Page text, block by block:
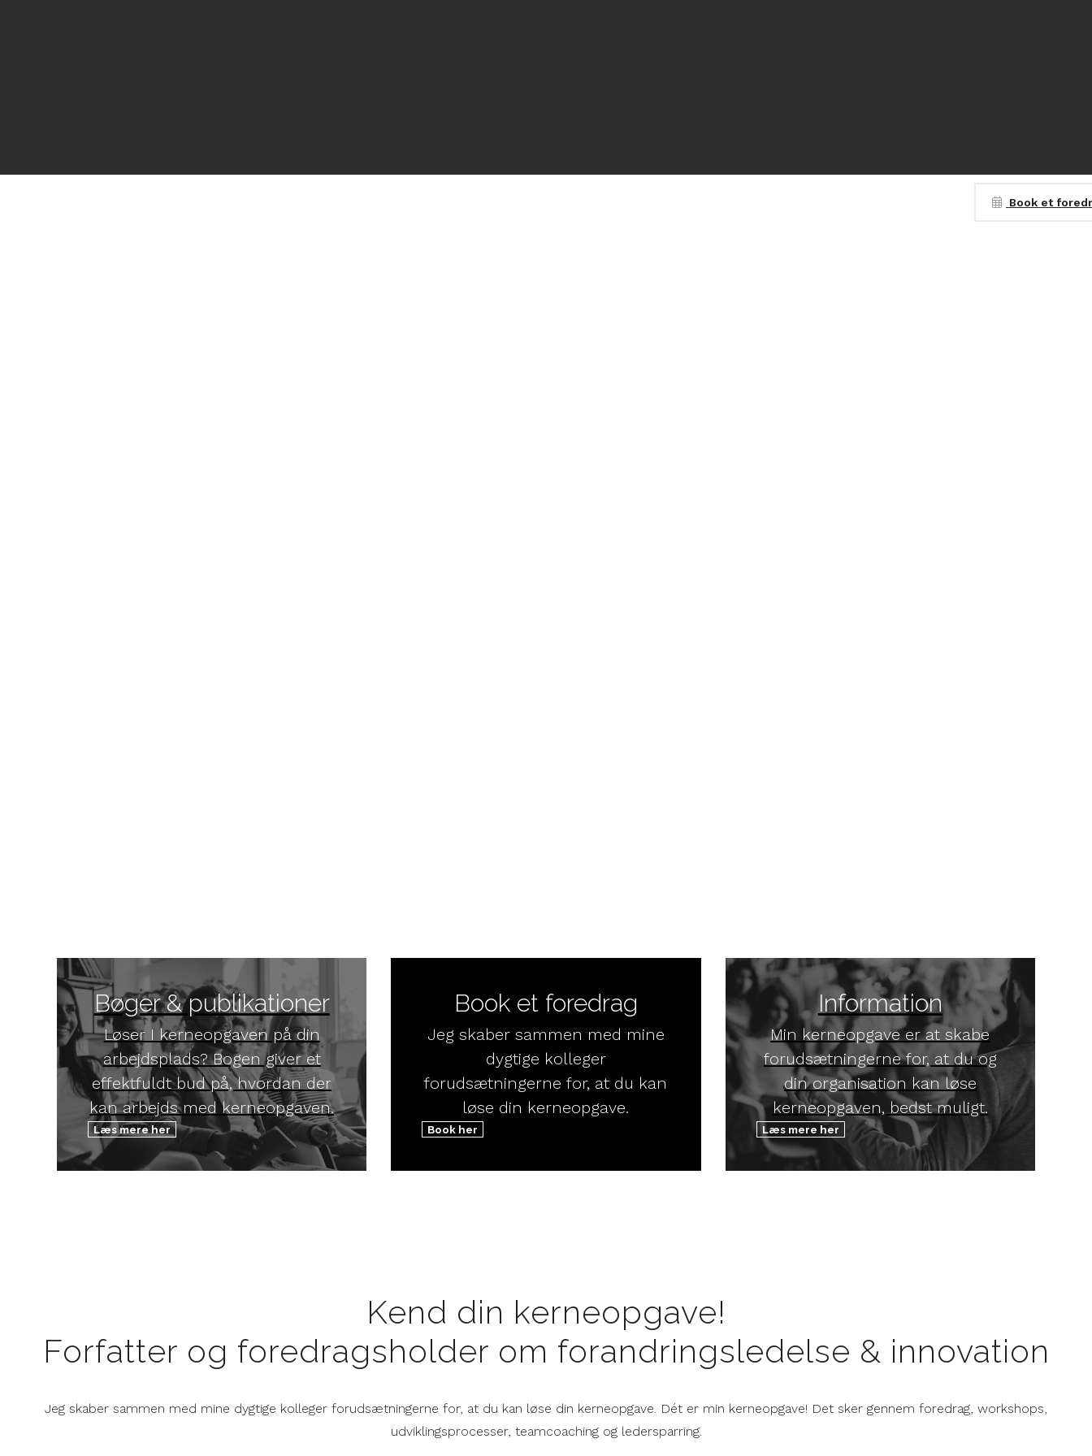
Book et
Bøger & publikationer
Løser I kerneopgaven på din
arbejdsplads? Bogen giver et
effektfuldt bud på, hvordan der
kan arbejds med kerneopgaven.
Læs mere her
Book et foredrag
Jeg skaber sammen med mine
dygtige kolleger
forudsætningerne for, at du kan
løse din kerneopgave.
Book her
Information
Min kerneopgave er at skabe
forudsætningerne for, at du og
din organisation kan løse
kerneopgaven, bedst muligt.
Læs mere her
Kend din kerneopgave!
Forfatter og foredragsholder om forandringsledelse & innovation
Jeg skaber sammen med mine dygtige kolleger forudsætningerne for, at du kan løse din kerneopgave. Dét er min kerneopgave! Det sker gennem foredrag, workshops,
udviklingsprocesser, teamcoaching og ledersparring.